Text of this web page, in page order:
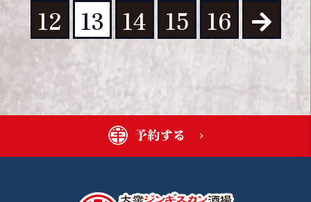
12
13 14 15 16